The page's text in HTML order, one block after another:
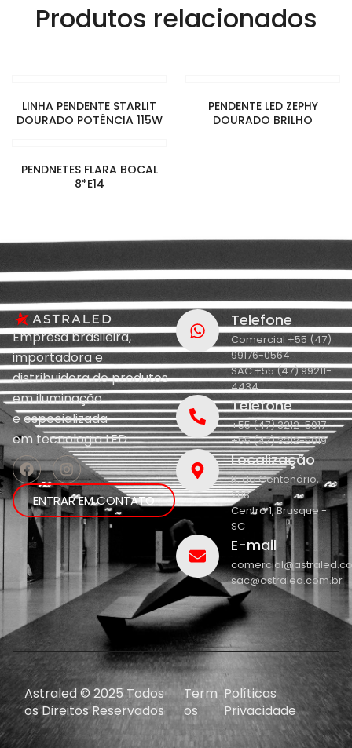
Produtos relacionados
LINHA PENDENTE STARLIT
DOURADO POTÊNCIA 115W
PENDENTE LED ZEPHY
DOURADO BRILHO
PENDNETES FLARA BOCAL
8*E14
Empresa brasileira,
importadora e
distribuidora de produtos
em iluminação
eespecializada
emtecnologia LED.
ENTRAR EM CONTATO
Telefone
Comercial +55 (47)
99176-0564
SAC +55 (47) 99211-
4434
Telefone
+55 (47) 3212-5017
+55 (47) 3212-5019
Localização
R. do Centenário,
208
Centro 1, Brusque -
SC
E-mail
sac@astraled.com.br
Astraled © 2025 Todos
os Direitos Reservados
Term
os
Políticas
Privacidade